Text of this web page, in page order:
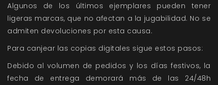
Algunos de los últimos ejemplares pueden tener
ligeras marcas, que no afectan a la jugabilidad. No se
admiten devoluciones por esta causa.
Para canjear las copias digitales sigue estos pasos:
Debido al volumen de pedidos y los días festivos, la
fecha de entrega demorará más de las 24/48h